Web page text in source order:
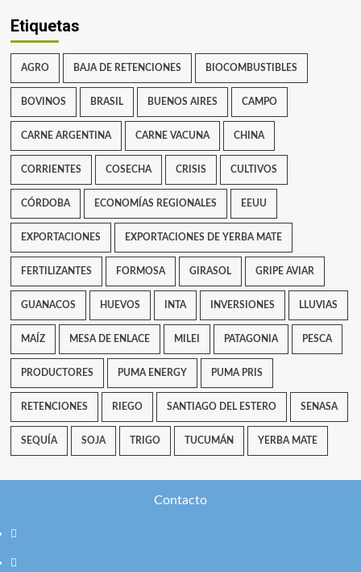
Etiquetas
AGRO BAJA DE RETENCIONES BIOCOMBUSTIBLES
BOVINOS BRASIL BUENOS AIRES CAMPO
CARNE ARGENTINA CARNE VACUNA CHINA
CORRIENTES COSECHA CRISIS CULTIVOS
CÓRDOBA ECONOMÍAS REGIONALES EEUU
EXPORTACIONES EXPORTACIONES DE YERBA MATE
FERTILIZANTES FORMOSA GIRASOL GRIPE AVIAR
GUANACOS HUEVOS INTA INVERSIONES LLUVIAS
MAÍZ MESA DE ENLACE MILEI PATAGONIA PESCA
PRODUCTORES PUMA ENERGY PUMA PRIS
RETENCIONES RIEGO SANTIAGO DEL ESTERO SENASA
SEQUÍA SOJA TRIGO TUCUMÁN YERBA MATE
Contacto